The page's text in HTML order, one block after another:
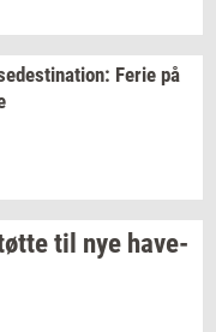
Ferie på
til nye ha­ve­